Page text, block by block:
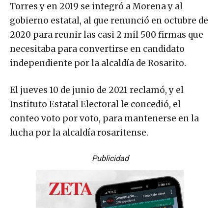
Torres y en 2019 se integró a Morena y al
gobierno estatal, al que renunció en octubre de
2020 para reunir las casi 2 mil 500 firmas que
necesitaba para convertirse en candidato
independiente por la alcaldía de Rosarito.
El jueves 10 de junio de 2021 reclamó, y el
Instituto Estatal Electoral le concedió, el
conteo voto por voto, para mantenerse en la
lucha por la alcaldía rosaritense.
Publicidad